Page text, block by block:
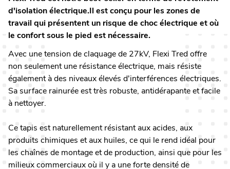
d'isolation électrique.Il est conçu pour les zones de
travail qui présentent un risque de choc électrique et où
le confort sous le pied est nécessaire.
Avec une tension de claquage de 27kV, Flexi Tred offre
non seulement une résistance électrique, mais résiste
également à des niveaux élevés d'interférences électriques.
Sa surface rainurée est très robuste, antidérapante et facile
à nettoyer.
Ce tapis est naturellement résistant aux acides, aux
produits chimiques et aux huiles, ce qui le rend idéal pour
les chaînes de montage et de production, ainsi que pour les
milieux commerciaux où il y a une forte densité de